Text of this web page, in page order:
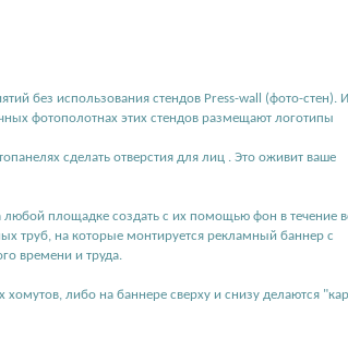
без использования стендов Press-wall (фото-стен).
фотополотнах этих стендов размещают логотипы
сделать отверстия для лиц . Это оживит ваше
площадке создать с их помощью фон в течение
труб, на которые монтируется рекламный баннер с
времени и труда.
либо на баннере сверху и снизу делаются